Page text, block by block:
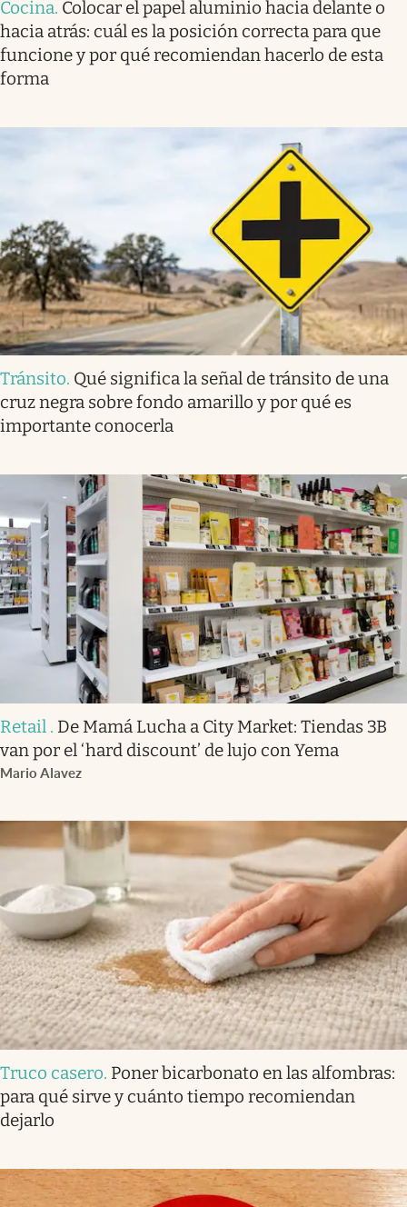
Cocina. Colocar el papel aluminio hacia delante o
hacia atrás: cuál es la posición correcta para que
funcione y por qué recomiendan hacerlo de esta
forma
Tránsito. Qué significa la señal de tránsito de una
cruz negra sobre fondo amarillo y por qué es
importante conocerla
Retail . De Mamá Lucha a City Market: Tiendas 3B
van por el ‘hard discount’ de lujo con Yema
Mario Alavez
Truco casero. Poner bicarbonato en las alfombras:
para qué sirve y cuánto tiempo recomiendan
dejarlo